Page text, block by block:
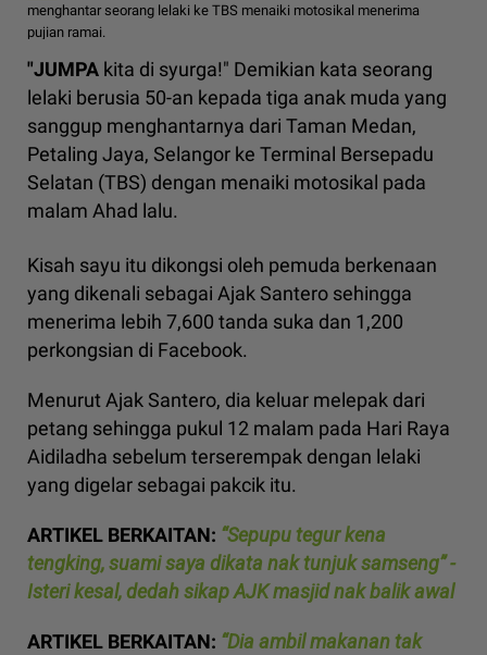
menghantar seorang lelaki ke TBS menaiki motosikal menerima
pujian ramai.
"JUMPA kita di syurga!" Demikian kata seorang
lelaki berusia 50-an kepada tiga anak muda yang
sanggup menghantarnya dari Taman Medan,
Petaling Jaya, Selangor ke Terminal Bersepadu
Selatan (TBS) dengan menaiki motosikal pada
malam Ahad lalu.
Kisah sayu itu dikongsi oleh pemuda berkenaan
yang dikenali sebagai Ajak Santero sehingga
menerima lebih 7,600 tanda suka dan 1,200
perkongsian di Facebook.
Menurut Ajak Santero, dia keluar melepak dari
petang sehingga pukul 12 malam pada Hari Raya
Aidiladha sebelum terserempak dengan lelaki
yang digelar sebagai pakcik itu.
ARTIKEL BERKAITAN: “Sepupu tegur kena
tengking, suami saya dikata nak tunjuk samseng” -
Isteri kesal, dedah sikap AJK masjid nak balik awal
ARTIKEL BERKAITAN: “Dia ambil makanan tak